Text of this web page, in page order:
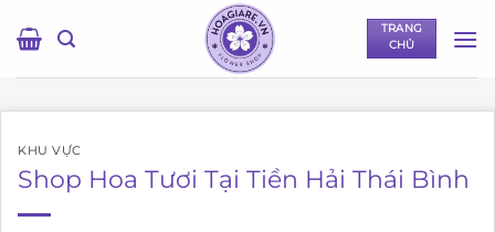
qua
TRANG
CHỦ
KHU VỰC
Shop Hoa Tươi Tại Tiền Hải Thái Bình